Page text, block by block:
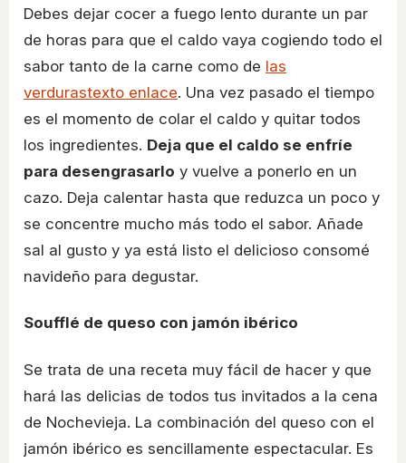
Debes dejar cocer a fuego lento durante un par
de horas para que el caldo vaya cogiendo todo el
sabor tanto de la carne como de las
verdurastexto enlace. Una vez pasado el tiempo
es el momento de colar el caldo y quitar todos
los ingredientes. Deja que el caldo se enfríe
para desengrasarlo y vuelve a ponerlo en un
cazo. Deja calentar hasta que reduzca un poco y
se concentre mucho más todo el sabor. Añade
sal al gusto y ya está listo el delicioso consomé
navideño para degustar.
Soufflé de queso con jamón ibérico
Se trata de una receta muy fácil de hacer y que
hará las delicias de todos tus invitados a la cena
de Nochevieja. La combinación del queso con el
jamón ibérico es sencillamente espectacular. Es